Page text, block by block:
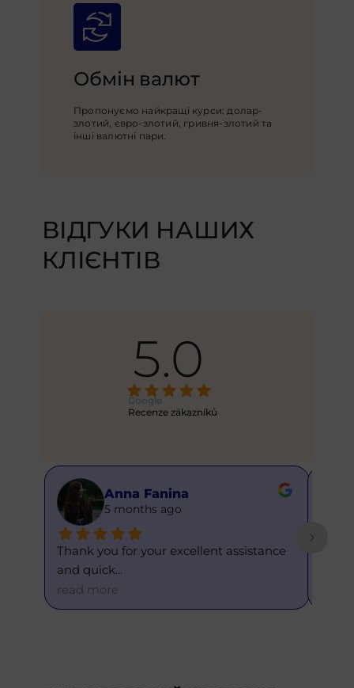
Обмін валют
Пропонуємо найкращі курси: долар-
злотий, євро-злотий, гривня-злотий та
інші валютні пари.
ВІДГУКИ НАШИХ
КЛІЄНТІВ
5.0
Google
Recenze zákazníků
excellent assistance
This is my first time using this